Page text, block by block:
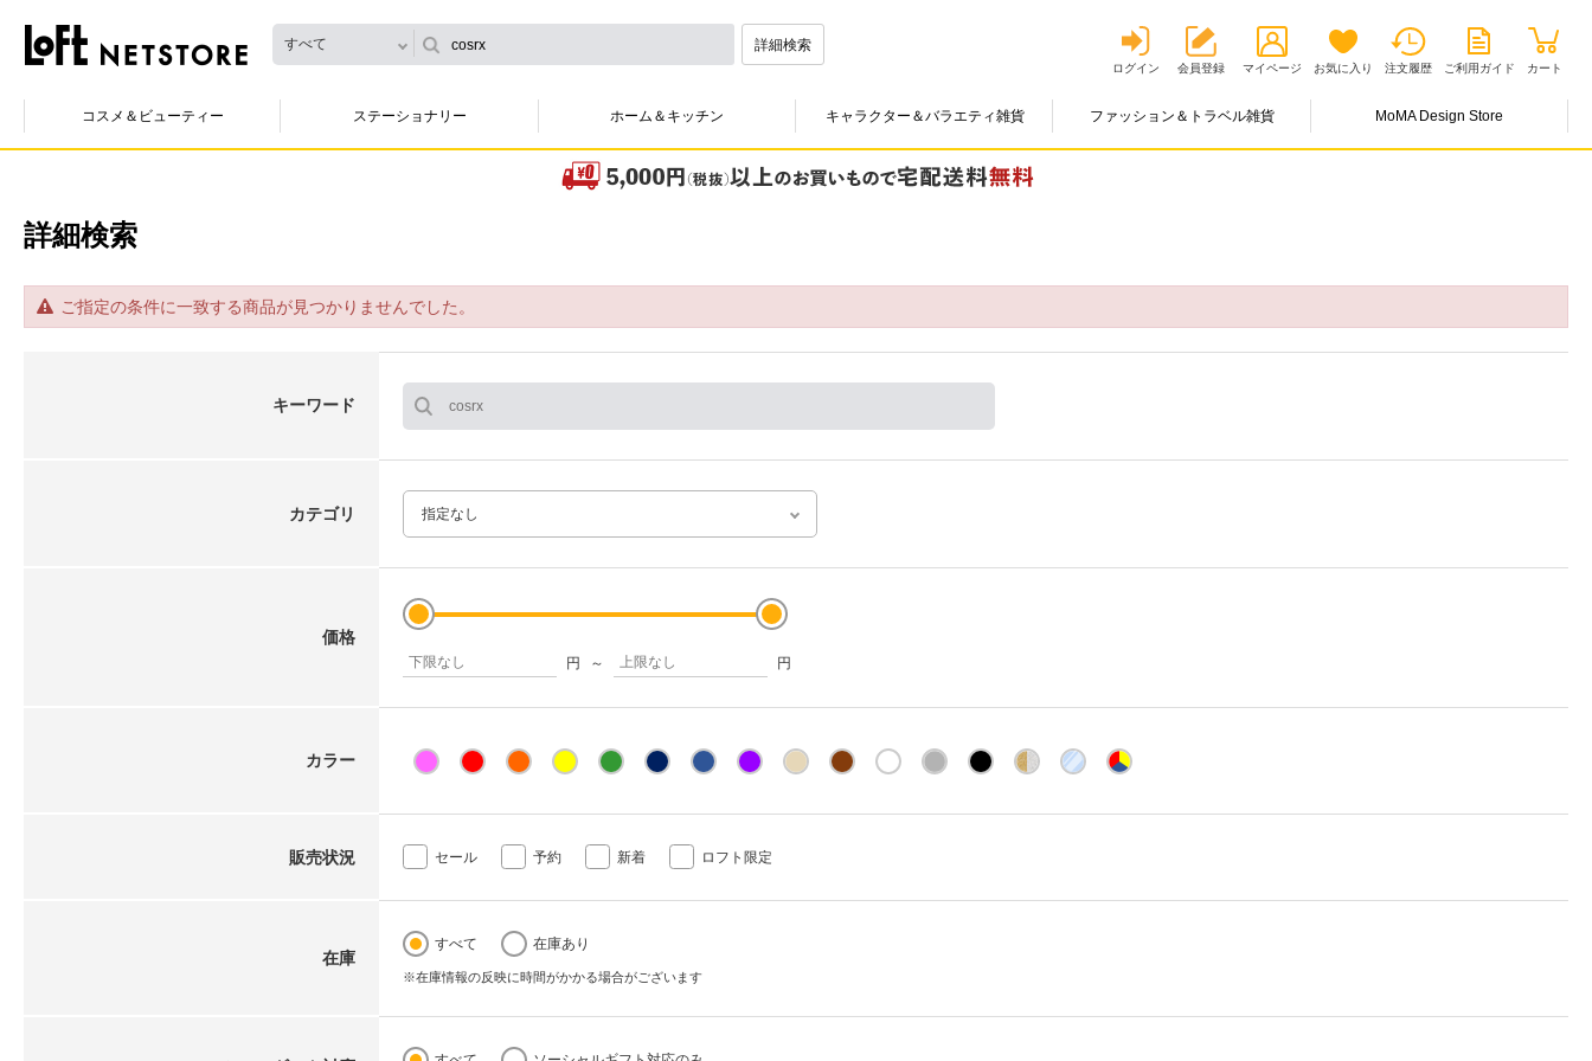
すべて 詳細検索
ログイン 会員登録 マイページ お気に入り 注文履歴 ご利用ガイド カート
コスメ＆ビューティー ステーショナリー ホーム＆キッチン キャラクター＆バラエティ雑貨 ファッション＆トラベル雑貨 MoMA Design Store
詳細検索
ご指定の条件に一致する商品が見つかりませんでした。
キーワード
カテゴリ 指定なし
価格
円 ～ 円
カラー
販売状況 セール 予約 新着 ロフト限定
在庫
すべて 在庫あり
※在庫情報の反映に時間がかかる場合がございます